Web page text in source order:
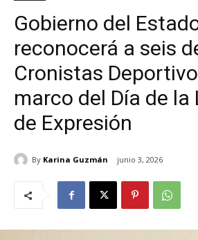
Gobierno del
reconocerá a seis
Cronistas
marco del Día de la
de Expresión
By Karina Guzmán junio 3, 2026